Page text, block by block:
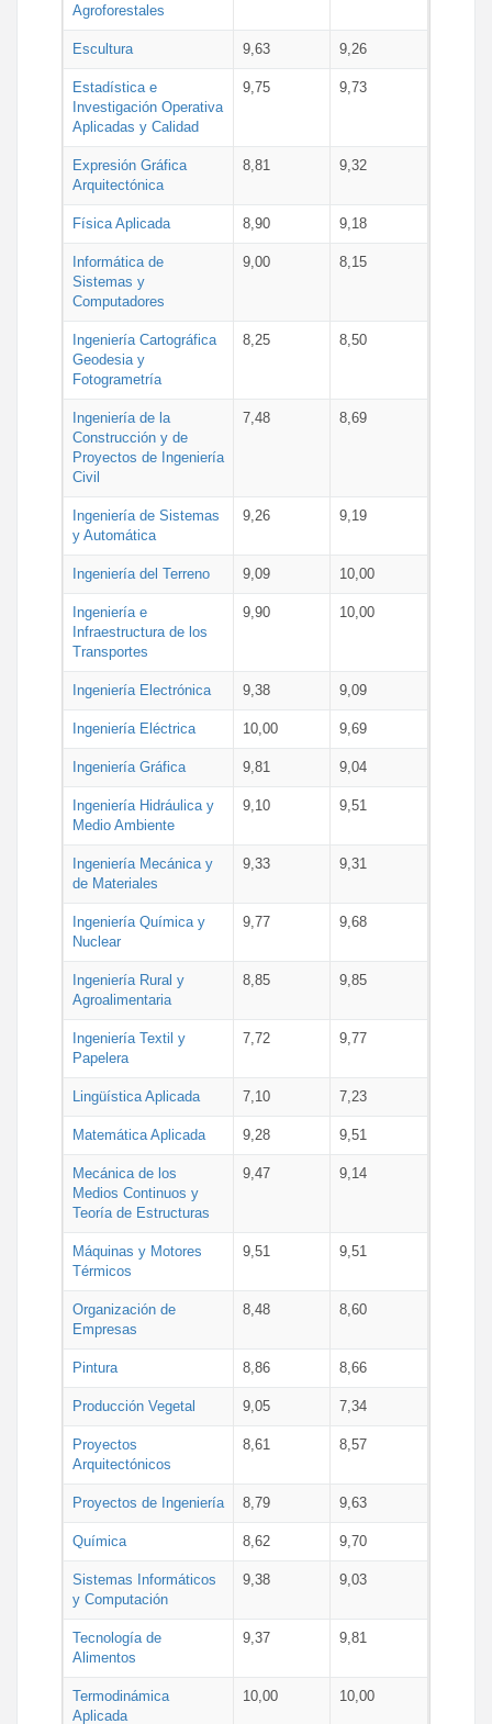
Agroforestales
Escultura 9,63 9,26
Estadística e
Investigación Operativa
Aplicadas y Calidad
9,75 9,73
Expresión Gráfica
Arquitectónica
8,81 9,32
Física Aplicada 8,90 9,18
Informática de
Sistemas y
Computadores
9,00 8,15
Ingeniería Cartográfica
Geodesia y
Fotogrametría
8,25 8,50
Ingeniería de la
Construcción y de
Proyectos de Ingeniería
Civil
7,48 8,69
Ingeniería de Sistemas
y Automática
9,26 9,19
Ingeniería del Terreno 9,09 10,00
Ingeniería e
Infraestructura de los
Transportes
9,90 10,00
Ingeniería Electrónica 9,38 9,09
Ingeniería Eléctrica 10,00 9,69
Ingeniería Gráfica 9,81 9,04
Ingeniería Hidráulica y
Medio Ambiente
9,10 9,51
Ingeniería Mecánica y
de Materiales
9,33 9,31
Ingeniería Química y
Nuclear
9,77 9,68
Ingeniería Rural y
Agroalimentaria
8,85 9,85
Ingeniería Textil y
Papelera
7,72 9,77
Lingüística Aplicada 7,10 7,23
Matemática Aplicada 9,28 9,51
Mecánica de los
Medios Continuos y
Teoría de Estructuras
9,47 9,14
Máquinas y Motores
Térmicos
9,51 9,51
Organización de
Empresas
8,48 8,60
Pintura 8,86 8,66
Producción Vegetal 9,05 7,34
Proyectos
Arquitectónicos
8,61 8,57
Proyectos de Ingeniería 8,79 9,63
Química 8,62 9,70
Sistemas Informáticos
y Computación
9,38 9,03
Tecnología de
Alimentos
9,37 9,81
Termodinámica
Aplicada
10,00 10,00